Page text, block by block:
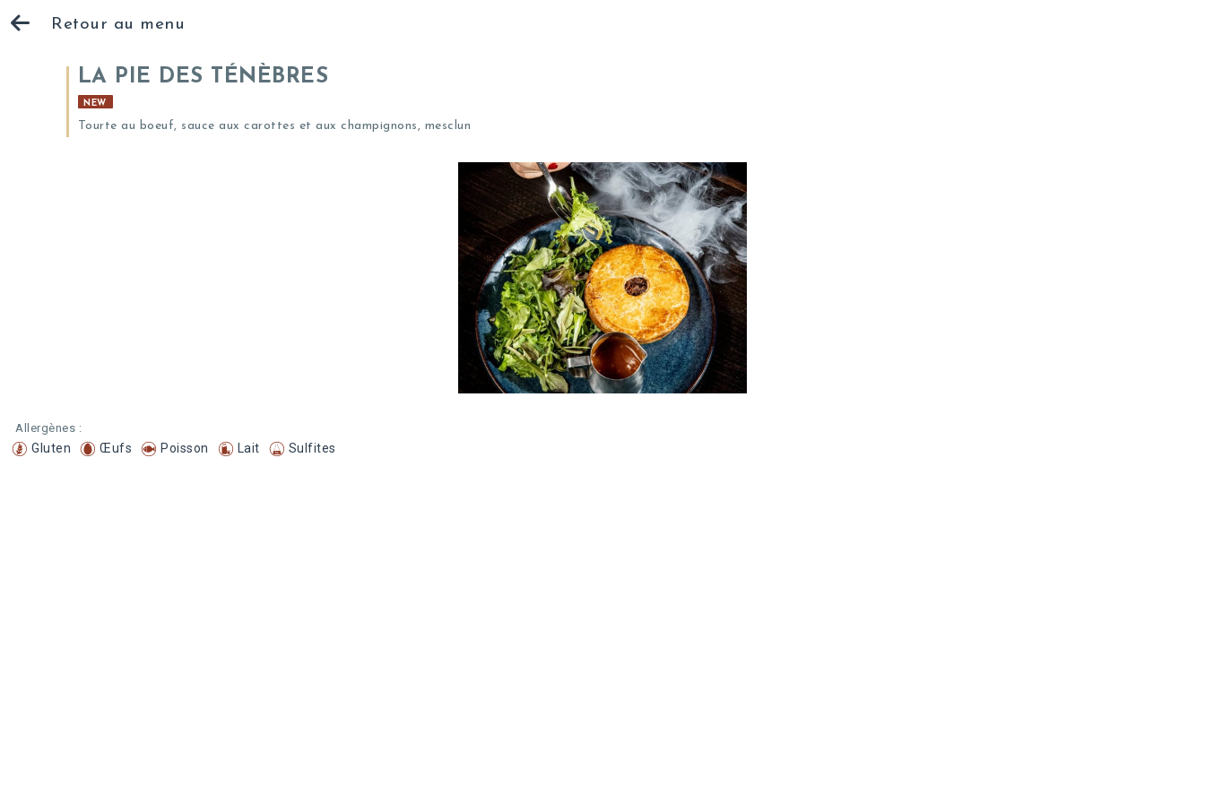
Retour au menu
LA PIE DES TÉNÈBRES
NEW
Tourte au boeuf, sauce aux carottes et aux champignons, mesclun
Allergènes :
Gluten Œufs Poisson Lait Sulfites